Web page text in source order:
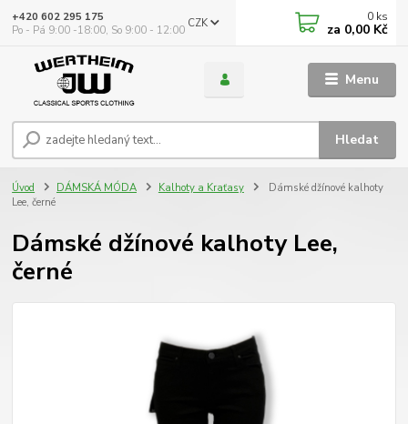
Menu
CZK
Hledat
+420 602 295 175
Po - Pá 9:00 -18:00, So 9:00 - 12:00
0 ks
za 0,00 Kč
Úvod DÁMSKÁ MÓDA Kalhoty a Kraťasy
Dámské džínové kalhoty
Lee, černé
Dámské džínové kalhoty Lee,
černé